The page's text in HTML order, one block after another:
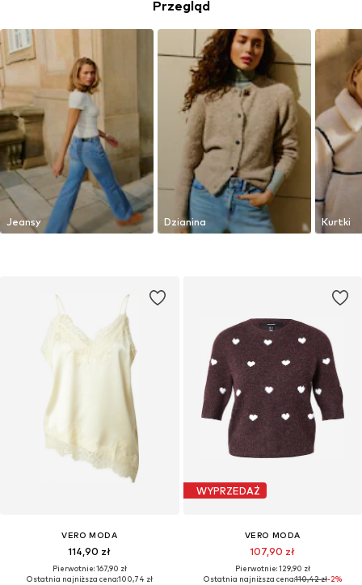
Przegląd
Jeansy Dzianina Kurtki
VERO MODA
114,90 zł
Pierwotnie: 167,90 zł
Ostatnia najniższa cena:100,74 zł
WYPRZEDAŻ
VERO MODA
107,90 zł
Pierwotnie: 129,90 zł
Ostatnia najniższa cena:110,42 zł-2%